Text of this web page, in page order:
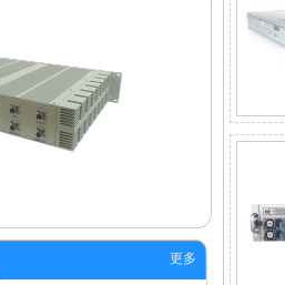
更多